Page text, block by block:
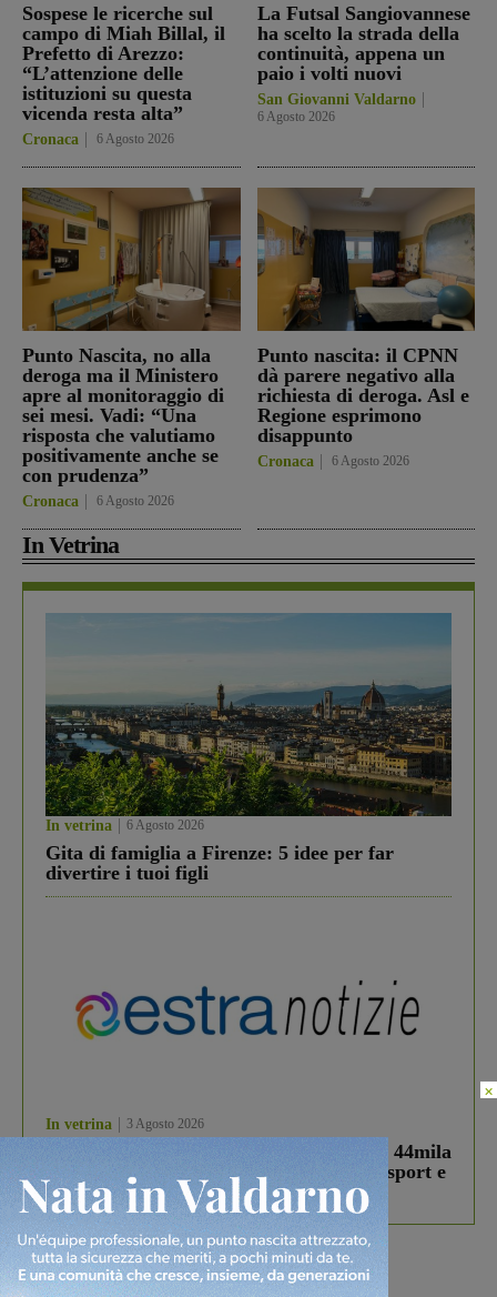
Sospese le ricerche sul
campo di Miah Billal, il
Prefetto di Arezzo:
“L’attenzione delle
istituzioni su questa
vicenda resta alta”
Cronaca 6 Agosto 2026
La Futsal Sangiovannese
ha scelto la strada della
continuità, appena un
paio i volti nuovi
San Giovanni Valdarno
6 Agosto 2026
Punto Nascita, no alla
deroga ma il Ministero
apre al monitoraggio di
sei mesi. Vadi: “Una
risposta che valutiamo
positivamente anche se
con prudenza”
Cronaca 6 Agosto 2026
Punto nascita: il CPNN
dà parere negativo alla
richiesta di deroga. Asl e
Regione esprimono
disappunto
Cronaca 6 Agosto 2026
In Vetrina
In vetrina 6 Agosto 2026
Gita di famiglia a Firenze: 5 idee per far
divertire i tuoi figli
In vetrina 3 Agosto 2026
Estra Notizie agosto: Smart Cities, oltre 44mila
studenti coinvolti, torna il bando per lo sport e
debutta il podcast Estrair
×